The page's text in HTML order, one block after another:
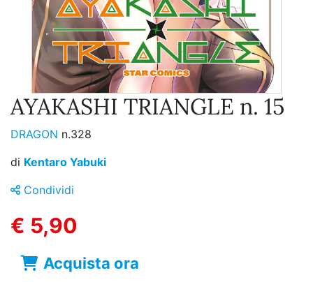
AYAKASHI TRIANGLE n. 15
DRAGON n.328
di Kentaro Yabuki
Condividi
€ 5,90
Acquista ora